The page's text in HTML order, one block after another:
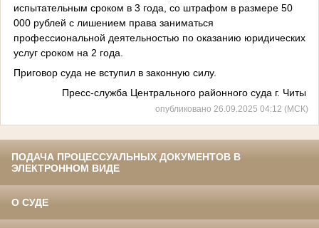
испытательным сроком в 3 года, со штрафом в размере 50
000 рублей с лишением права заниматься
профессиональной деятельностью по оказанию юридических
услуг сроком на 2 года.
Приговор суда не вступил в законную силу.
Пресс-служба Центрального районного суда г. Читы
опубликовано 26.09.2025 04:12 (МСК)
ПОДАЧА ПРОЦЕССУАЛЬНЫХ ДОКУМЕНТОВ В
ЭЛЕКТРОННОМ ВИДЕ
О СУДЕ